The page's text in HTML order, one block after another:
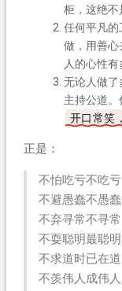
柜，这绝不
任何平凡的
做，用善心
人的心性
无论人做了
主持公道。
开口常笑
正是：
不怕吃亏不吃亏
不避愚蠢不愚蠢
不弃寻常不寻常
不耍聪明最聪明
不求道时已在道
不羡伟人成伟人